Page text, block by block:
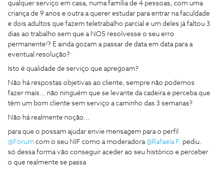
qualquer serviço em casa, numa família de 4 pessoas, com uma
criança de 9 anos e outra a querer estudar para entrar na faculdade
e dois adultos que fazem teletrabalho parcial e um deles já faltou 3
dias ao trabalho sem que a NOS resolvesse o seu erro
permanente!? E ainda gozam a passar de data em data para a
eventual resolução?
Isto é qualidade de serviço que apregoam?
Não há respostas objetivas ao cliente, sempre não podemos
fazer mais… não ninguém que se levante da cadeira e perceba que
têm um bom cliente sem serviço a caminho das 3 semanas?
Não há realmente noção...
para que o possam ajudar envie mensagem para o perfil ​
@Fórum com o seu NIF como a moderadora ​@Rafaela F. pediu.
só dessa forma vão conseguir aceder ao seu histórico e perceber
o que realmente se passa